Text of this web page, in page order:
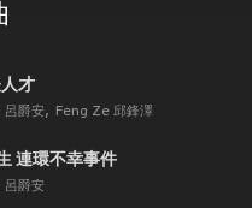
才
呂爵安 Feng Ze 邱鋒澤
連環不幸事件
呂爵安